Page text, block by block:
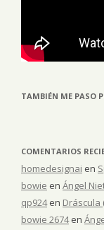
TAMBIÉN ME PASO
COMENTARIOS
homedesignai en
bowie en Ángel
qp924en Dráscula
bowie 2674en